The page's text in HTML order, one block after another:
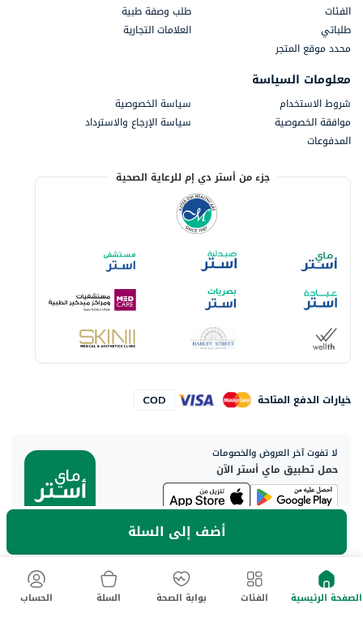
أضف إلى السلة
الفئات
طلب وصفة طبية
طلباتي
العلامات التجارية
محدد موقع المتجر
معلومات السياسة
شروط الاستخدام
سياسة الخصوصية
موافقة الخصوصية
سياسة الإرجاع والاسترداد
المدفوعات
جزء من أستر دي إم للرعاية الصحية
خيارات الدفع المتاحة
لا تفوت آخر العروض والخصومات
حمل تطبيق ماي أستر الآن
العنوان الرئيسي:
Aster DM Healthcare, 33rd Floor - Aspect Tower Business Bay, Dubai
- U.A.E
الصفحة الرئيسية الفئات بوابة الصحة السلة الحساب